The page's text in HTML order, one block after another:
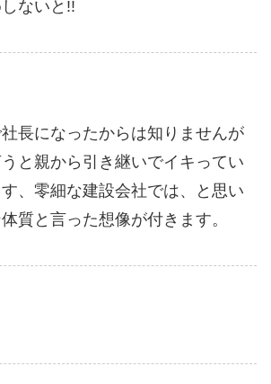
ないと!!
長になったからは知りませんが
と親から引き継いでイキってい
、零細な建設会社では、と思い
質と言った想像が付きます。